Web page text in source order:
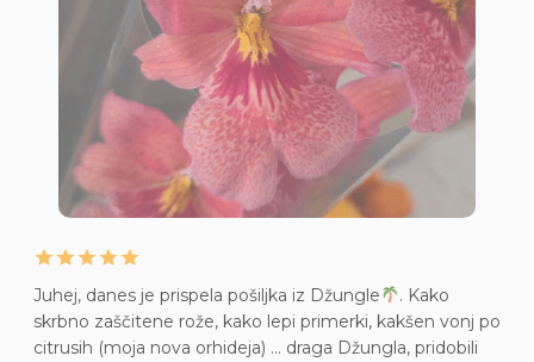
Juhej, danes je prispela pošiljka iz Džungle
. Kako
skrbno zaščitene rože, kako lepi primerki, kakšen vonj po
citrusih (moja nova orhideja) … draga Džungla, pridobili